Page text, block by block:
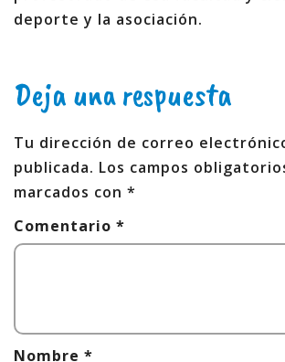
deporte y la asociación.
Deja una respuesta
Tu dirección de correo
publicada. Los campos
marcados con *
Comentario *
Nombre *